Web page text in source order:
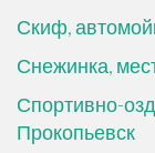
Скиф,
Снежинка,
Спортивно-
Прокопьевск